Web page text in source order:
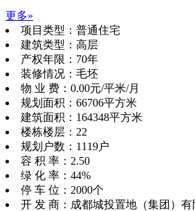
更多»
项目类型： 普通住宅
建筑类型： 高层
产权年限： 70年
装修情况： 毛坯
物 业 费： 0.00元/平米/月
规划面积： 66706平方米
建筑面积： 164348平方米
楼栋楼层： 22
规划户数： 1119户
容 积 率： 2.50
绿 化 率： 44%
停 车 位： 2000个
开 发 商： 成都城投置地（集团）有